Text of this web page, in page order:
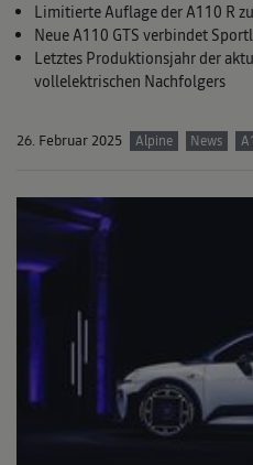
Limitierte Auflage der A110 R
Neue A110 GTS verbindet
Letztes Produktionsjahr der
vollelektrischen Nachfolgers
26. Februar 2025 Alpine News